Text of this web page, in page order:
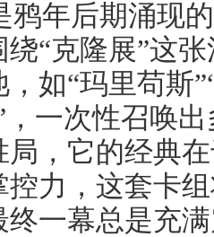
鸦年后期涌现
“克隆展”这
如“玛里苟斯
，一次性召唤
局，它的经典
控力，这套卡
终一幕总是充